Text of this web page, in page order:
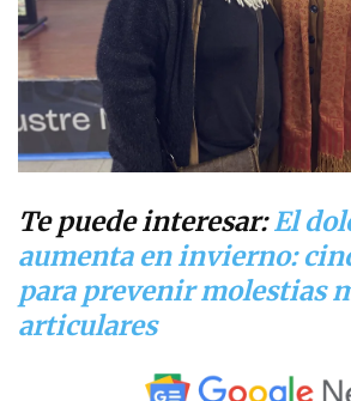
Te puede interesar:El
aumenta en invierno:
para prevenir molestias
articulares